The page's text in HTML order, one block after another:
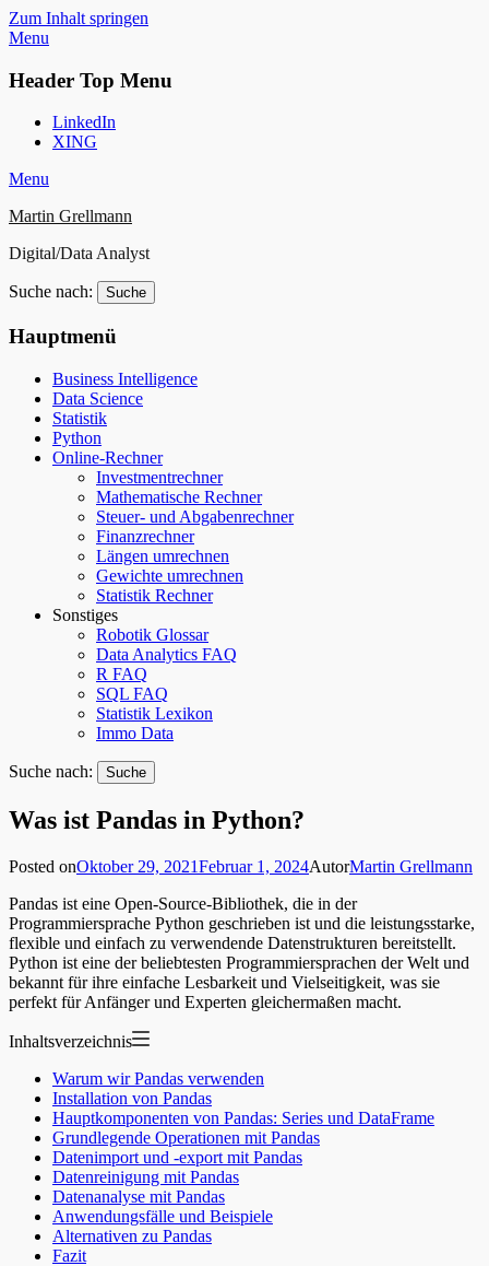
Zum Inhalt springen
Menu
Header Top Menu
LinkedIn
XING
Menu
Martin Grellmann
Digital/Data Analyst
Suche nach:
Hauptmenü
Business Intelligence
Data Science
Statistik
Python
Online-Rechner
Investmentrechner
Mathematische Rechner
Steuer- und Abgabenrechner
Finanzrechner
Längen umrechnen
Gewichte umrechnen
Statistik Rechner
Sonstiges
Robotik Glossar
Data Analytics FAQ
R FAQ
SQL FAQ
Statistik Lexikon
Immo Data
Suche nach:
Was ist Pandas in Python?
Posted onOktober 29, 2021Februar 1, 2024AutorMartin Grellmann
Pandas ist eine Open-Source-Bibliothek, die in der
Programmiersprache Python geschrieben ist und die leistungsstarke,
flexible und einfach zu verwendende Datenstrukturen bereitstellt.
Python ist eine der beliebtesten Programmiersprachen der Welt und
bekannt für ihre einfache Lesbarkeit und Vielseitigkeit, was sie
perfekt für Anfänger und Experten gleichermaßen macht.
Inhaltsverzeichnis
Warum wir Pandas verwenden
Installation von Pandas
Hauptkomponenten von Pandas: Series und DataFrame
Grundlegende Operationen mit Pandas
Datenimport und -export mit Pandas
Datenreinigung mit Pandas
Datenanalyse mit Pandas
Anwendungsfälle und Beispiele
Alternativen zu Pandas
Fazit